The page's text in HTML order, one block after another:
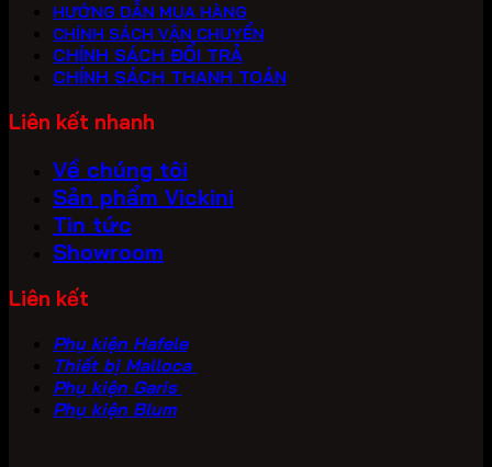
HƯỚNG DẪN MUA HÀNG
CHÍNH SÁCH VẬN CHUYỂN
CHÍNH SÁCH ĐỔI TRẢ
CHÍNH SÁCH THANH TOÁN
Liên kết nhanh
Về chúng tôi
Sản phẩm Vickini
Tin tức
Showroom
Liên kết
Phụ kiện Hafele
Thiết bị Malloca
Phụ kiện Garis
Phụ kiện Blum